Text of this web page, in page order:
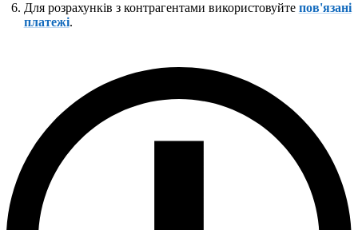
Для розрахунків з контрагентами використовуйте пов'язані
платежі.